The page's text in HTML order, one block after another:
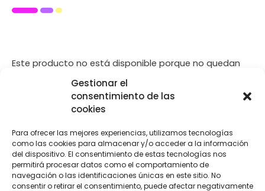
Gestionar el
consentimiento de las
cookies
Para ofrecer las mejores experiencias, utilizamos tecnologías
como las cookies para almacenar y/o acceder a la información
del dispositivo. El consentimiento de estas tecnologías nos
permitirá procesar datos como el comportamiento de
navegación o las identificaciones únicas en este sitio. No
consentir o retirar el consentimiento, puede afectar negativamente
Este producto no está disponible porque no quedan
[Las unidades seleccionadas son enMETROS]